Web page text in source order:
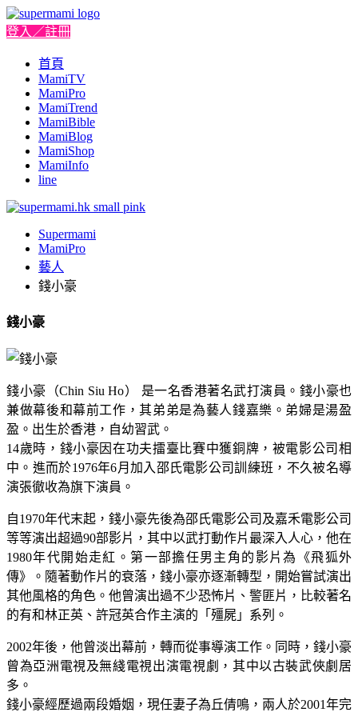
登入／註冊
首頁
MamiTV
MamiPro
MamiTrend
MamiBible
MamiBlog
MamiShop
MamiInfo
line
Supermami
MamiPro
藝人
錢小豪
錢小豪
錢小豪（Chin Siu Ho） 是一名香港著名武打演員。錢小豪也
兼做幕後和幕前工作，其弟弟是為藝人錢嘉樂。弟婦是湯盈
盈。出生於香港，自幼習武。
14歲時，錢小豪因在功夫擂臺比賽中獲銅牌，被電影公司相
中。進而於1976年6月加入邵氏電影公司訓練班，不久被名導
演張徹收為旗下演員。
自1970年代末起，錢小豪先後為邵氏電影公司及嘉禾電影公司
等等演出超過90部影片，其中以武打動作片最深入人心，他在
1980年代開始走紅。第一部擔任男主角的影片為《飛狐外
傳》。隨著動作片的衰落，錢小豪亦逐漸轉型，開始嘗試演出
其他風格的角色。他曾演出過不少恐怖片、警匪片，比較著名
的有和林正英、許冠英合作主演的「殭屍」系列。
2002年後，他曾淡出幕前，轉而從事導演工作。同時，錢小豪
曾為亞洲電視及無綫電視出演電視劇，其中以古裝武俠劇居
多。
錢小豪經歷過兩段婚姻，現任妻子為丘倩鳴，兩人於2001年完